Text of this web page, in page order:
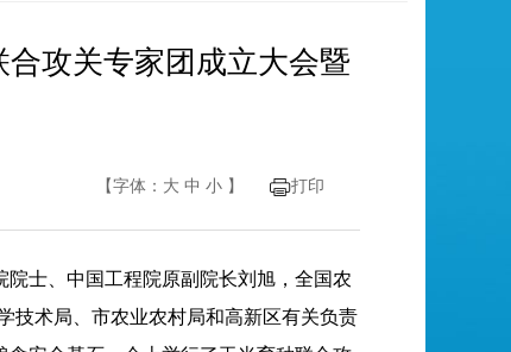
攻关专家团成立大会暨
【字体： 大 中 小 】 打印
士、中国工程院原副院长刘旭，全国农
技术局、市农业农村局和高新区有关负责